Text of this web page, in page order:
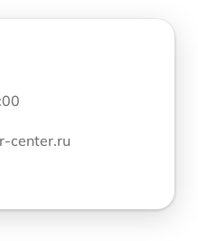
center.ru